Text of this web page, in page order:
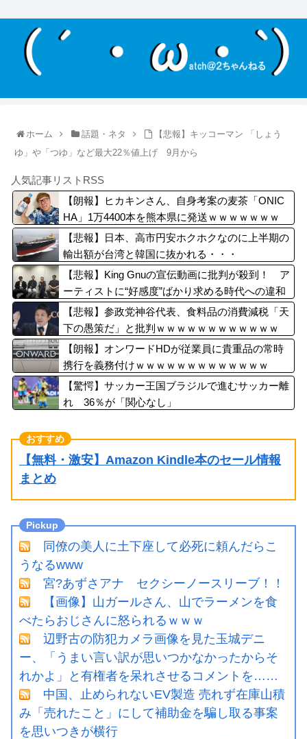
ホーム 話題・ネタ
【悲報】キッコーマン 「しょう
ゆ」や「つゆ」など最大22％値上げ 9月から
人気記事リストRSS
【朗報】ヒカキンさん、自身考案の麦茶「ONIC
HA」1万4400本を熊本県に発送ｗｗｗｗｗｗｗ
【悲報】日本、高市円安ホクホクなのに上半期の
輸出額が台湾と韓国に抜かれる・・・
【悲報】King Gnuの宣伝動画に批判が殺到！ ア
ーティストに“好感度”ばかり求める時代への違和
感
【悲報】参政党神谷代表、食料品の消費減税「天
下の愚策だ」と批判ｗｗｗｗｗｗｗｗｗｗｗｗ
【朗報】オンワードHDが従業員に貴重品の常時
携行を義務付けｗｗｗｗｗｗｗｗｗｗｗｗｗ
【驚愕】サッカー王国ブラジルで進むサッカー離
れ 36％が「関心なし」
【無料・激安】Amazon Kindle本のセール情報
まとめ
同僚の美人に土下座して必死に頼んだらこ
うなるwww
宮?あずさアナ セクシーノースリーブ！！
【画像】山ガールさん、山でラーメンを食
べたらおじさんに怒られるｗｗｗ
辺野古の防犯カメラ画像を見た玉城デニ
ー、「うまい言い訳が思いつかなかったからそ
れかよ」と有権者を呆れさせるコメントを……
中国、止められないEV製造 売れず在庫山積
み「売れたこと」にして補助金を騙し取る事案
を思いつきが横行